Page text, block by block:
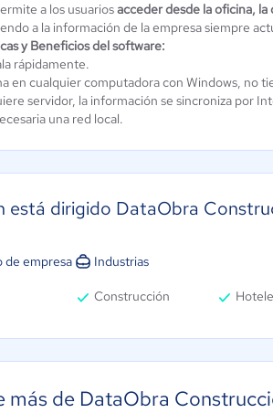
a los usuariosacceder desde la oficina,
a la información de la empresa siempre
y Beneficios del software:
rápidamente.
en cualquier computadora con Windows, no
servidor, la información se sincroniza por
una red local.
está dirigido DataObra
de empresa Industrias
Construcción
más de DataObra